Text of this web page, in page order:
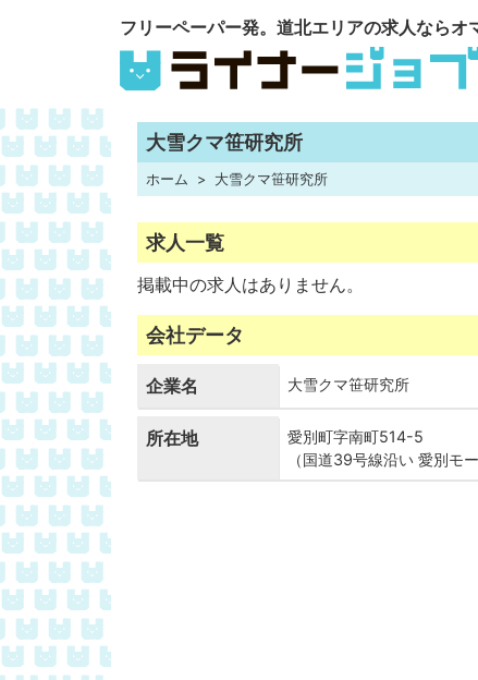
フリーペーパー発。道北エリアの求人ならオ
大雪クマ笹研究所
ホーム 大雪クマ笹研究所
求人一覧
掲載中の求人はありません。
会社データ
企業名 大雪クマ笹研究所
所在地
愛別町字南町514-5
（国道39号線沿い 愛別モ